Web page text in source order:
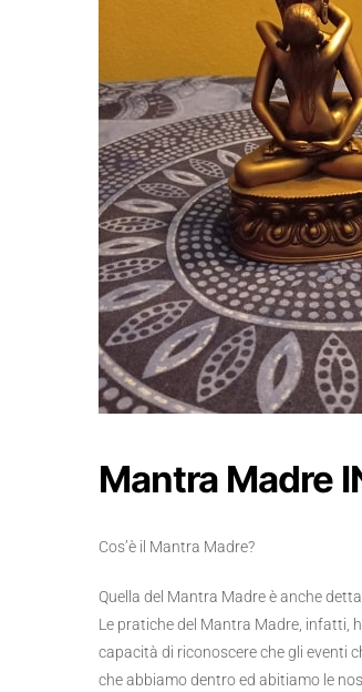
Mantra Madre
Cos’è il Mantra Madre?
Quella del Mantra Madre è anche
Le pratiche del Mantra Madre, infatti,
capacità di riconoscere che gli eventi
che abbiamo dentro ed abitiamo le